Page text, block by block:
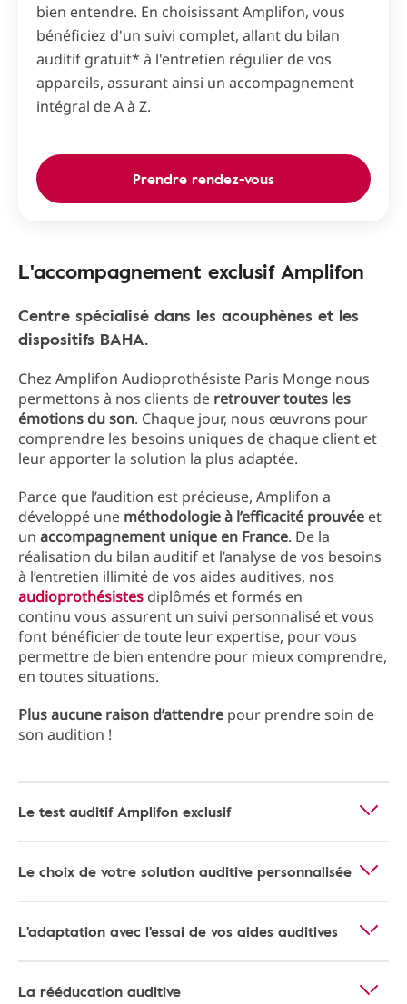
bien entendre. En choisissant Amplifon, vous
bénéficiez d'un suivi complet, allant du bilan
auditif gratuit* à l'entretien régulier de vos
appareils, assurant ainsi un accompagnement
intégral de A à Z.
Prendre rendez-vous
L'accompagnement exclusif Amplifon
Centre spécialisé dans les acouphènes et les
dispositifs BAHA.
Chez Amplifon Audioprothésiste Paris Monge nous
permettons à nos clients de retrouver toutes les
émotions du son. Chaque jour, nous œuvrons pour
comprendre les besoins uniques de chaque client et
leur apporter la solution la plus adaptée.
Parce que l’audition est précieuse, Amplifon a
développé une méthodologie à l’efficacité prouvée et
un accompagnement unique en France. De la
réalisation du bilan auditif et l’analyse de vos besoins
à l’entretien illimité de vos aides auditives, nos
audioprothésistes diplômés et formés en
continu vous assurent un suivi personnalisé et vous
font bénéficier de toute leur expertise, pour vous
permettre de bien entendre pour mieux comprendre,
en toutes situations.
Plus aucune raison d’attendre pour prendre soin de
son audition !
Le test auditif Amplifon exclusif
Le choix de votre solution auditive personnalisée
L'adaptation avec l'essai de vos aides auditives
La rééducation auditive